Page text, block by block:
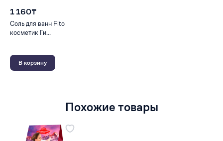
1 160₸
Соль для ванн Fito
косметик Ги...
В корзину
Похожие товары